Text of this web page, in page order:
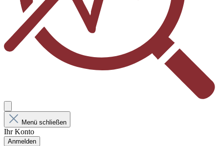
Menü schließen
Ihr Konto
Anmelden